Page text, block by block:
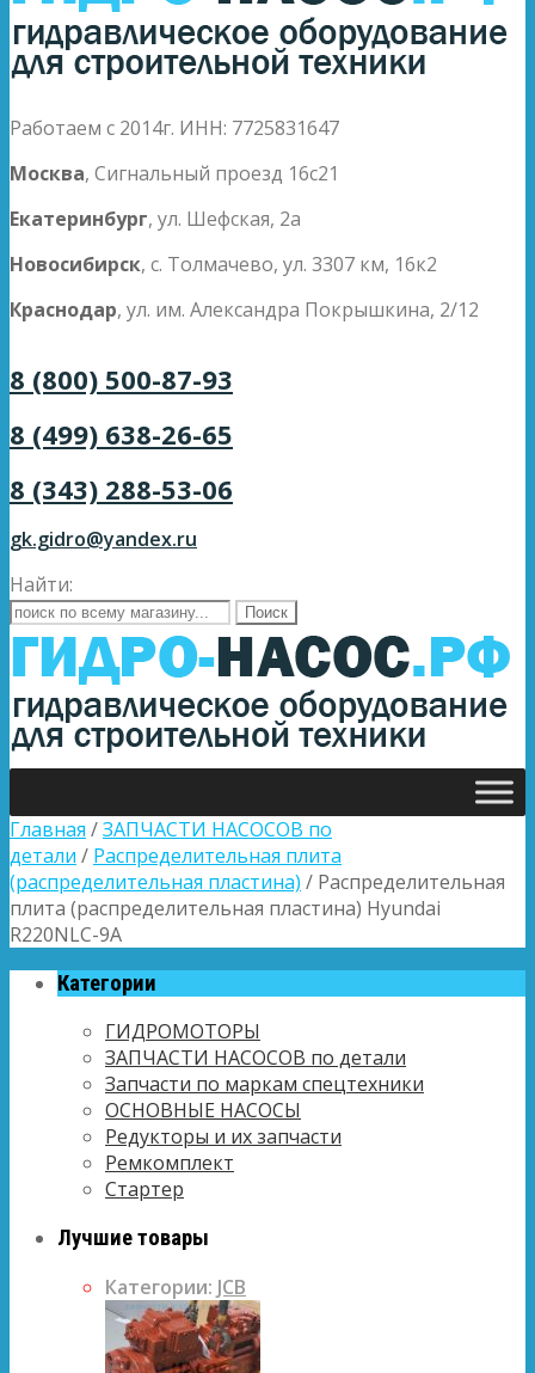
Работаем с 2014г. ИНН: 7725831647
Москва, Сигнальный проезд 16с21
Екатеринбург, ул. Шефская, 2а
Новосибирск, с. Толмачево, ул. 3307 км, 16к2
Краснодар, ул. им. Александра Покрышкина, 2/12
8 (800) 500-87-93
8 (499) 638-26-65
8 (343) 288-53-06
gk.gidro@yandex.ru
Найти:
Главная /ЗАПЧАСТИ НАСОСОВ по
детали / Распределительная плита
(распределительная пластина) / Распределительная
плита (распределительная пластина) Hyundai
R220NLC-9A
Категории
ГИДРОМОТОРЫ
ЗАПЧАСТИ НАСОСОВ по детали
Запчасти по маркам спецтехники
ОСНОВНЫЕ НАСОСЫ
Редукторы и их запчасти
Ремкомплект
Стартер
Лучшие товары
Категории: JCB